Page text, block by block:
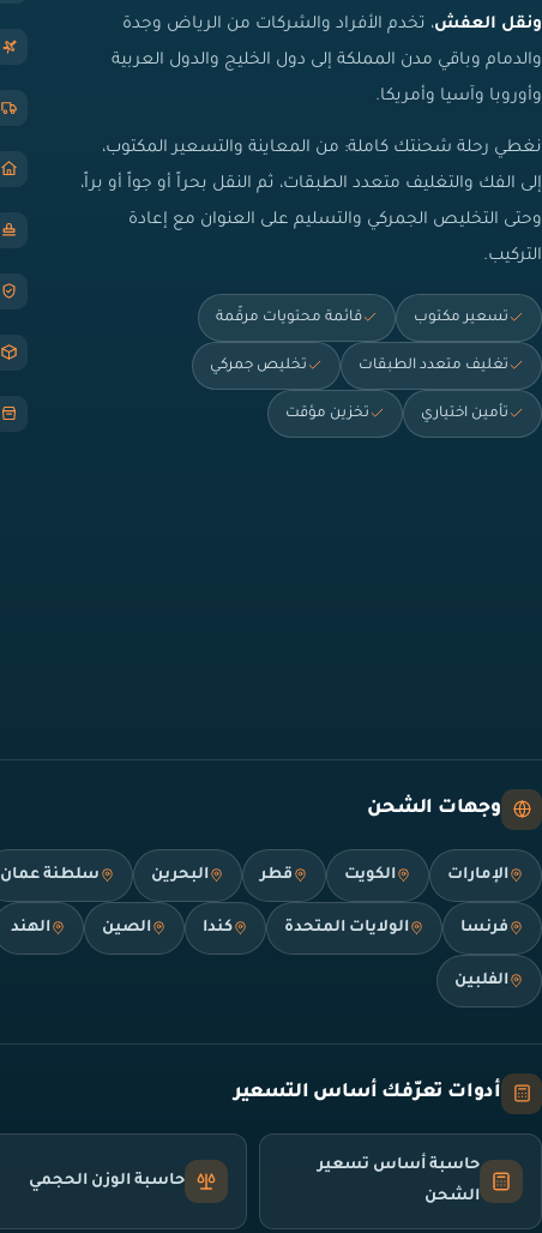
ونقل العفش، تخدم الأفراد والشركات من الرياض وجدة
والدمام وباقي مدن المملكة إلى دول الخليج والدول العربية
وأوروبا وآسيا وأمريكا.
نغطي رحلة شحنتك كاملة: من المعاينة والتسعير المكتوب،
إلى الفك والتغليف متعدد الطبقات، ثم النقل بحراً أو جواً أو براً،
وحتى التخليص الجمركي والتسليم على العنوان مع إعادة
التركيب.
تسعير مكتوب قائمة محتويات مرقّمة
تغليف متعدد الطبقات تخليص جمركي
تأمين اختياري تخزين مؤقت
وجهات الشحن
الإمارات الكويت قطر البحرين سلطنة عمان
فرنسا الولايات المتحدة كندا الصين الهند
الفلبين
أدوات تعرّفك أساس التسعير
حاسبة أساس تسعير
الشحن
حاسبة الوزن الحجمي